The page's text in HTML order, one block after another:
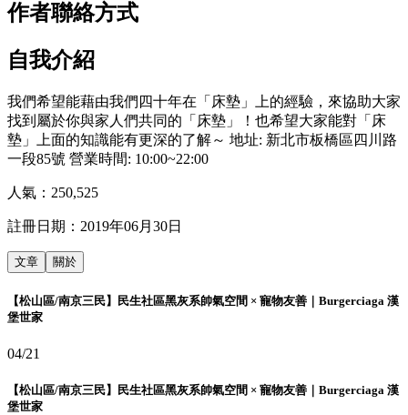
作者聯絡方式
自我介紹
我們希望能藉由我們四十年在「床墊」上的經驗，來協助大家
找到屬於你與家人們共同的「床墊」！也希望大家能對「床
墊」上面的知識能有更深的了解～ 地址: 新北市板橋區四川路
一段85號 營業時間: 10:00~22:00
人氣： 250,525
註冊日期： 2019年06月30日
文章 關於
【松山區/南京三民】民生社區黑灰系帥氣空間 × 寵物友善｜Burgerciaga 漢
堡世家
04/21
【松山區/南京三民】民生社區黑灰系帥氣空間 × 寵物友善｜Burgerciaga 漢
堡世家